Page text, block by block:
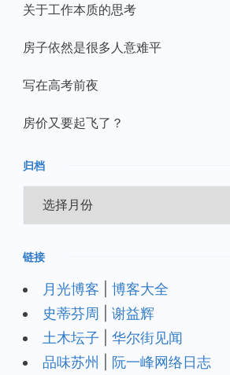
关于工作本质的思考
房子依然是很多人意难平
写在高考前夜
房价又要起飞了？
归档
档
链接
月光博客
博客大全
史蒂芬周
谢益辉
土木坛子
华尔街见闻
品味苏州
阮一峰网络日志